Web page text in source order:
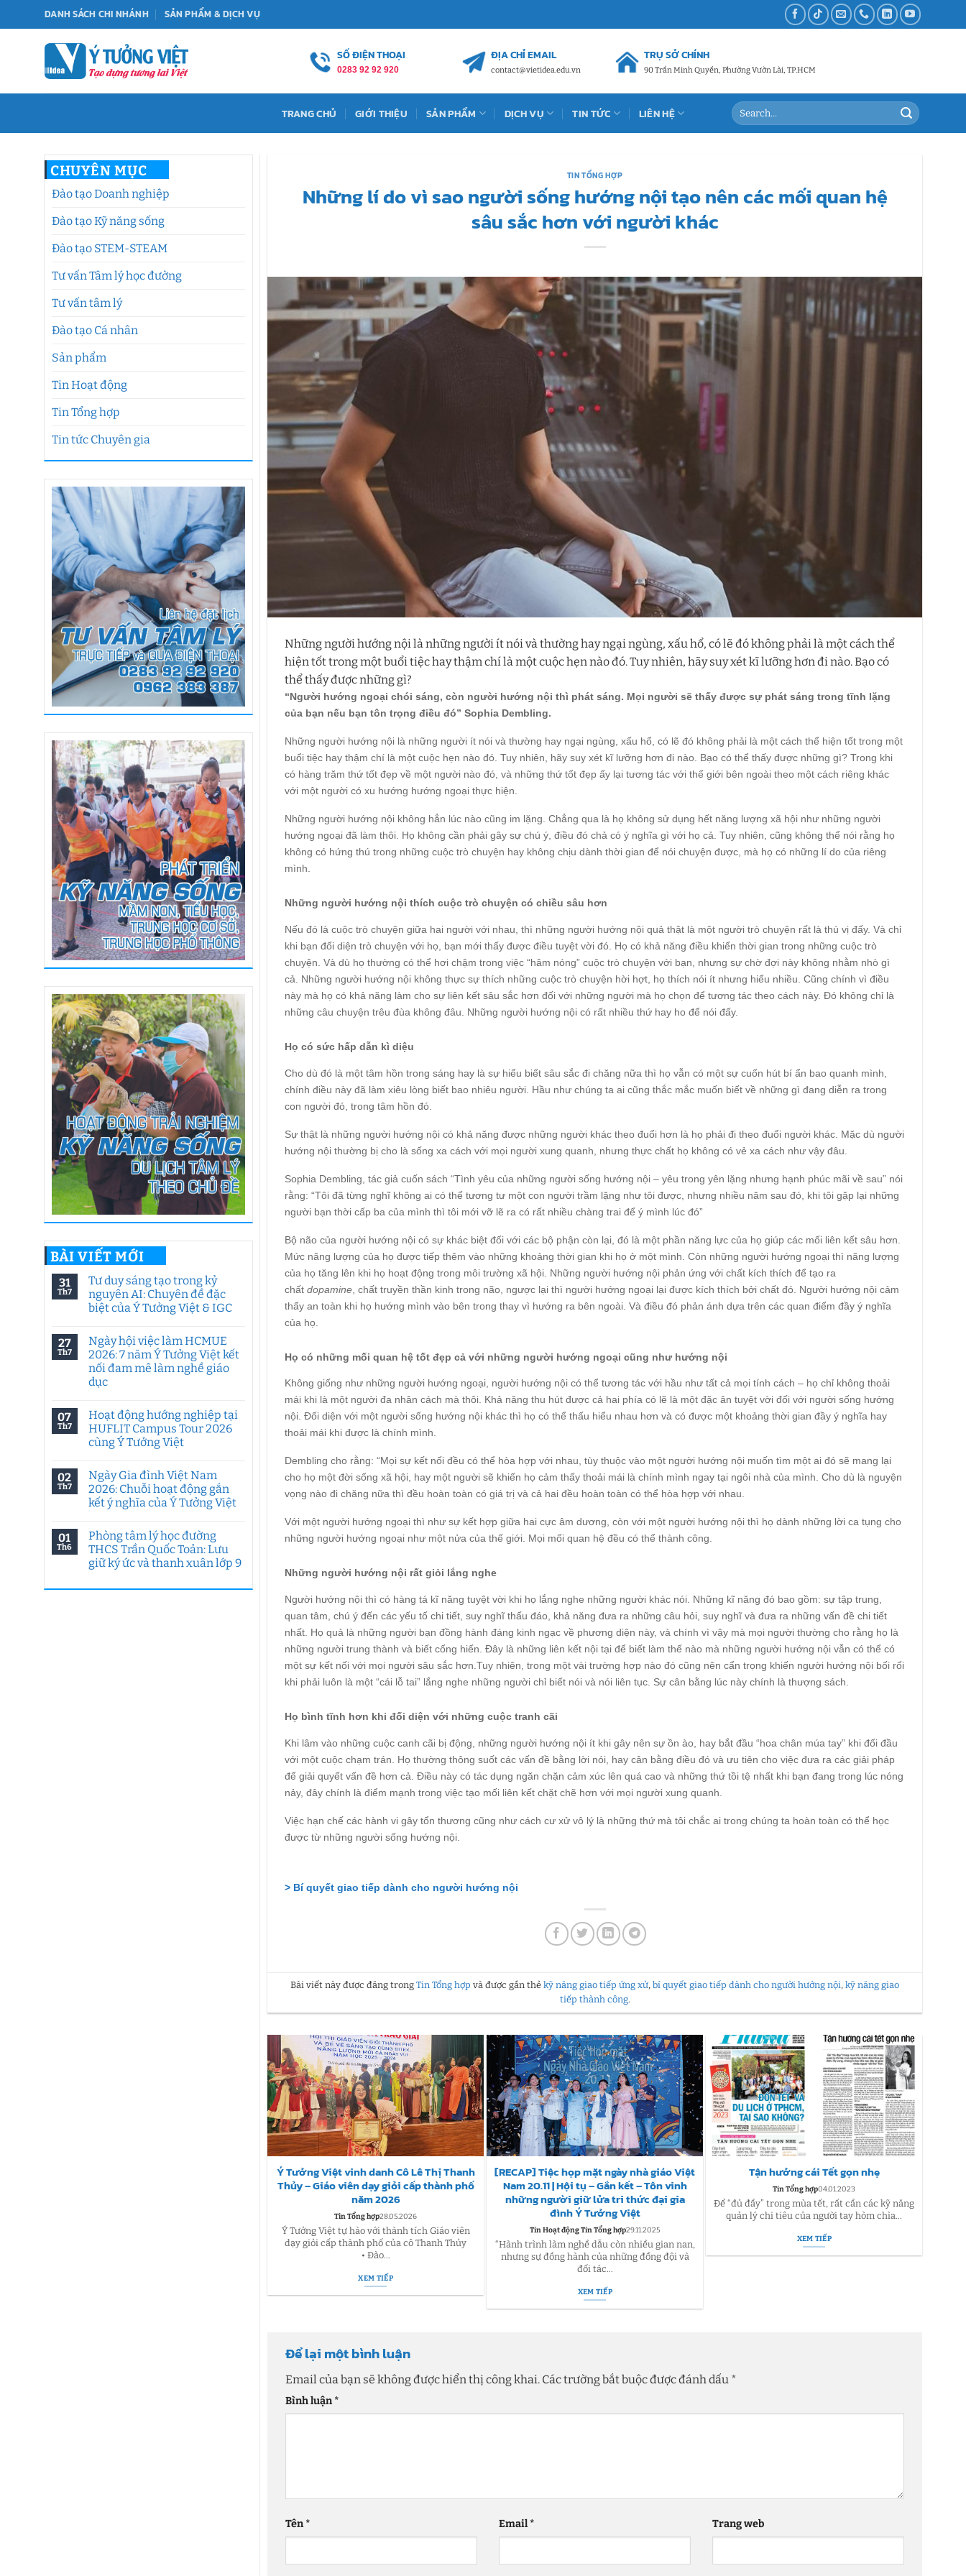
qua
DANH SÁCH CHI NHÁNH SẢN PHẨM & DỊCH VỤ
SỐ ĐIỆN THOẠI
0283 92 92 920
ĐỊA CHỈ EMAIL
contact@vietidea.edu.vn
TRỤ SỞ CHÍNH
90 Trần Minh Quyền, Phường Vườn Lài, TP.HCM
TRANG CHỦ GIỚI THIỆU SẢN PHẨM DỊCH VỤ TIN TỨC LIÊN HỆ
CHUYÊN MỤC
Đào tạo Doanh nghiệp
Đào tạo Kỹ năng sống
Đào tạo STEM-STEAM
Tư vấn Tâm lý học đường
Tư vấn tâm lý
Đào tạo Cá nhân
Sản phẩm
Tin Hoạt động
Tin Tổng hợp
Tin tức Chuyên gia
BÀI VIẾT MỚI
31
Th7
Tư duy sáng tạo trong kỷ
nguyên AI: Chuyên đề đặc
biệt của Ý Tưởng Việt & IGC
bình
luận
ở
Tư
duy
sáng
kỷ
nguyên
AI:
Chuyên
biệt
của
Ý
Tưởng
Việt
27
Th7
Ngày hội việc làm HCMUE
2026: 7 năm Ý Tưởng Việt kết
nối đam mê làm nghề giáo
dục
bình
luận
ở
Ngày
làm
HCMUE
2026:
7
năm
Việt
kết
nối
đam
nghề
07
Th7
Hoạt động hướng nghiệp tại
HUFLIT Campus Tour 2026
cùng Ý Tưởng Việt
bình
luận
ở
Hoạt
nghiệp
tại
HUFLIT
Campus
Tour
cùng
02
Th7
Ngày Gia đình Việt Nam
2026: Chuỗi hoạt động gắn
kết ý nghĩa của Ý Tưởng Việt
bình
luận
ở
Ngày
Gia
Việt
01
Th6
Phòng tâm lý học đường
THCS Trần Quốc Toản: Lưu
giữ ký ức và thanh xuân lớp 9
có
TIN TỔNG HỢP
Những lí do vì sao người sống hướng nội tạo nên các mối quan hệ
sâu sắc hơn với người khác
Những người hướng nội là những người ít nói và thường hay ngại ngùng, xấu hổ, có lẽ đó không phải là một cách thể
hiện tốt trong một buổi tiệc hay thậm chí là một cuộc hẹn nào đó. Tuy nhiên, hãy suy xét kĩ lưỡng hơn đi nào. Bạo có
thể thấy được những gì?
“Người hướng ngoại chói sáng, còn người hướng nội thì phát sáng. Mọi người sẽ thấy được sự phát sáng trong tĩnh lặng
của bạn nếu bạn tôn trọng điều đó” Sophia Dembling.
Những người hướng nội là những người ít nói và thường hay ngại ngùng, xấu hổ, có lẽ đó không phải là một cách thể hiện tốt trong một
buổi tiệc hay thậm chí là một cuộc hẹn nào đó. Tuy nhiên, hãy suy xét kĩ lưỡng hơn đi nào. Bạo có thể thấy được những gì? Trong khi
có hàng trăm thứ tốt đẹp về một người nào đó, và những thứ tốt đẹp ấy lại tương tác với thế giới bên ngoài theo một cách riêng khác
với một người có xu hướng hướng ngoại thực hiện.
Những người hướng nội không hẳn lúc nào cũng im lặng. Chẳng qua là họ không sử dụng hết năng lượng xã hội như những người
hướng ngoại đã làm thôi. Họ không cần phải gây sự chú ý, điều đó chả có ý nghĩa gì với họ cả. Tuy nhiên, cũng không thể nói rằng họ
không có hứng thú trong những cuộc trò chuyện hay không chịu dành thời gian để nói chuyện được, mà họ có những lí do của riêng
mình.
Những người hướng nội thích cuộc trò chuyện có chiều sâu hơn
Nếu đó là cuộc trò chuyện giữa hai người với nhau, thì những người hướng nội quả thật là một người trò chuyện rất là thú vị đấy. Và chỉ
khi bạn đối diện trò chuyện với họ, bạn mới thấy được điều tuyệt vời đó. Họ có khả năng điều khiển thời gian trong những cuộc trò
chuyện. Và dù họ thường có thể hơi chậm trong việc “hâm nóng” cuộc trò chuyện với bạn, nhưng sự chờ đợi này không nhằm nhò gì
cả. Những người hướng nội không thực sự thích những cuộc trò chuyện hời hợt, họ thích nói ít nhưng hiểu nhiều. Cũng chính vì điều
này mà họ có khả năng làm cho sự liên kết sâu sắc hơn đối với những người mà họ chọn để tương tác theo cách này. Đó không chỉ là
những câu chuyện trêu đùa không đâu. Những người hướng nội có rất nhiều thứ hay ho để nói đấy.
Họ có sức hấp dẫn kì diệu
Cho dù đó là một tâm hồn trong sáng hay là sự hiểu biết sâu sắc đi chăng nữa thì họ vẫn có một sự cuốn hút bí ẩn bao quanh mình,
chính điều này đã làm xiêu lòng biết bao nhiêu người. Hầu như chúng ta ai cũng thắc mắc muốn biết về những gì đang diễn ra trong
con người đó, trong tâm hồn đó.
Sự thật là những người hướng nội có khả năng được những người khác theo đuổi hơn là họ phải đi theo đuổi người khác. Mặc dù người
hướng nội thường bị cho là sống xa cách với mọi người xung quanh, nhưng thực chất họ không có vẻ xa cách như vậy đâu.
Sophia Dembling, tác giả cuốn sách “Tình yêu của những người sống hướng nội – yêu trong yên lặng nhưng hạnh phúc mãi về sau” nói
rằng: “Tôi đã từng nghĩ không ai có thể tương tư một con người trầm lặng như tôi được, nhưng nhiều năm sau đó, khi tôi gặp lại những
người bạn thời cấp ba của mình thì tôi mới vỡ lẽ ra có rất nhiều chàng trai để ý mình lúc đó”
Bộ não của người hướng nội có sự khác biệt đối với các bộ phận còn lại, đó là một phần năng lực của họ giúp các mối liên kết sâu hơn.
Mức năng lượng của họ được tiếp thêm vào những khoảng thời gian khi họ ở một mình. Còn những người hướng ngoại thì năng lượng
của họ tăng lên khi họ hoạt động trong môi trường xã hội. Những người hướng nội phản ứng với chất kích thích để tạo ra
chấtdopamine , chất truyền thần kinh trong não, ngược lại thì người hướng ngoại lại được kích thích bởi chất đó. Người hướng nội cảm
thấy an toàn khi họ hướng mình vào bên trong thay vì hướng ra bên ngoài. Và điều đó phản ánh dựa trên các quan điểm đầy ý nghĩa
của họ.
Họ có những mối quan hệ tốt đẹp cả với những người hướng ngoại cũng như hướng nội
Không giống như những người hướng ngoại, người hướng nội có thể tương tác với hầu như tất cả mọi tính cách – họ chỉ không thoải
mái khi là một người đa nhân cách mà thôi. Khả năng thu hút được cả hai phía có lẽ là một đặc ân tuyệt vời đối với người sống hướng
nội. Đối diện với một người sống hướng nội khác thì họ có thể thấu hiểu nhau hơn và có được một khoảng thời gian đầy ý nghĩa hay
thoải mái khi được là chính mình.
Dembling cho rằng: “Mọi sự kết nối đều có thể hòa hợp với nhau, tùy thuộc vào một người hướng nội muốn tìm một ai đó sẽ mang lại
cho họ một đời sống xã hội, hay một người sẽ khiến họ cảm thấy thoải mái là chính mình ngay tại ngôi nhà của mình. Cho dù là nguyện
vọng nào đi chăng nữa thì đều hoàn toàn có giá trị và cả hai đều hoàn toàn có thể hòa hợp với nhau.
Với một người hướng ngoại thì như sự kết hợp giữa hai cực âm dương, còn với một người hướng nội thì họ dành những lời ca tụng cho
những người hướng ngoại như một nửa của thế giới. Mọi mối quan hệ đều có thể thành công.
Những người hướng nội rất giỏi lắng nghe
Người hướng nội thì có hàng tá kĩ năng tuyệt vời khi họ lắng nghe những người khác nói. Những kĩ năng đó bao gồm: sự tập trung,
quan tâm, chú ý đến các yếu tố chi tiết, suy nghĩ thấu đáo, khả năng đưa ra những câu hỏi, suy nghĩ và đưa ra những vấn đề chi tiết
nhất. Họ quả là những người bạn đồng hành đáng kinh ngạc về phương diện này, và chính vì vậy mà mọi người thường cho rằng họ là
những người trung thành và biết cống hiến. Đây là những liên kết nội tại để biết làm thế nào mà những người hướng nội vẫn có thể có
một sự kết nối với mọi người sâu sắc hơn.Tuy nhiên, trong một vài trường hợp nào đó cũng nên cẩn trọng khiến người hướng nội bối rối
khi phải luôn là một “cái lỗ tai” lắng nghe những người chỉ biết nói và nói liên tục. Sự cân bằng lúc này chính là thượng sách.
Họ bình tĩnh hơn khi đối diện với những cuộc tranh cãi
Khi lâm vào những cuộc canh cãi bị động, những người hướng nội ít khi gây nên sự ồn ào, hay bắt đầu “hoa chân múa tay” khi đối đầu
với một cuộc chạm trán. Họ thường thông suốt các vấn đề bằng lời nói, hay cân bằng điều đó và ưu tiên cho việc đưa ra các giải pháp
để giải quyết vấn đề hơn cả. Điều này có tác dụng ngăn chặn cảm xúc lên quá cao và những thứ tồi tệ nhất khi bạn đang trong lúc nóng
nảy, đây chính là điểm mạnh trong việc tạo mối liên kết chặt chẽ hơn với mọi người xung quanh.
Việc hạn chế các hành vi gây tổn thương cũng như cách cư xử vô lý là những thứ mà tôi chắc ai trong chúng ta hoàn toàn có thể học
được từ những người sống hướng nội.
> Bí quyết giao tiếp dành cho người hướng nội
Bài viết này được đăng trongTin Tổng hợp và được gắn thẻkỹ năng giao tiếp ứng xử,bí quyết giao tiếp dành cho người hướng nội,kỹ năng giao
tiếp thành công.
Ý Tưởng Việt vinh danh Cô Lê Thị Thanh
Thủy – Giáo viên dạy giỏi cấp thành phố
năm 2026
Tin Tổng hợp28.05.2026
Ý Tưởng Việt tự hào với thành tích Giáo viên
dạy giỏi cấp thành phố của cô Thanh Thủy
• Đào...
XEM TIẾP
[RECAP] Tiệc họp mặt ngày nhà giáo Việt
Nam 20.11 | Hội tụ – Gắn kết – Tôn vinh
những người giữ lửa tri thức đại gia
đình Ý Tưởng Việt
Tin Hoạt động Tin Tổng hợp29.11.2025
“Hành trình làm nghề dẫu còn nhiều gian nan,
nhưng sự đồng hành của những đồng đội và
đối tác...
XEM TIẾP
Tận hưởng cái Tết gọn nhẹ
Tin Tổng hợp04.01.2023
Để “đủ đầy” trong mùa tết, rất cần các kỹ năng
quản lý chi tiêu của người tay hòm chìa...
XEM TIẾP
Để lại một bình luận
Email của bạn sẽ không được hiển thị công khai. Các trường bắt buộc được đánh dấu *
Bình luận*
Tên* Email* Trang web